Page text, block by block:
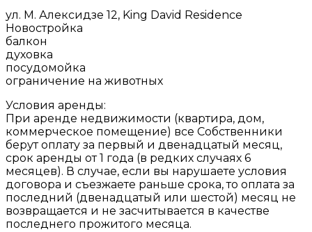
ул. М. Алексидзе 12, King David Residence
Новостройка
балкон
духовка
посудомойка
ограничение на животных
Условия аренды:
При аренде недвижимости (квартира, дом,
коммерческое помещение) все Собственники
берут оплату за первый и двенадцатый месяц,
срок аренды от 1 года (в редких случаях 6
месяцев). В случае, если вы нарушаете условия
договора и съезжаете раньше срока, то оплата за
последний (двенадцатый или шестой) месяц не
возвращается и не засчитывается в качестве
последнего прожитого месяца.